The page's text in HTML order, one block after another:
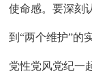
使命感。要深刻
到“两个维护”的
党性党风党纪一